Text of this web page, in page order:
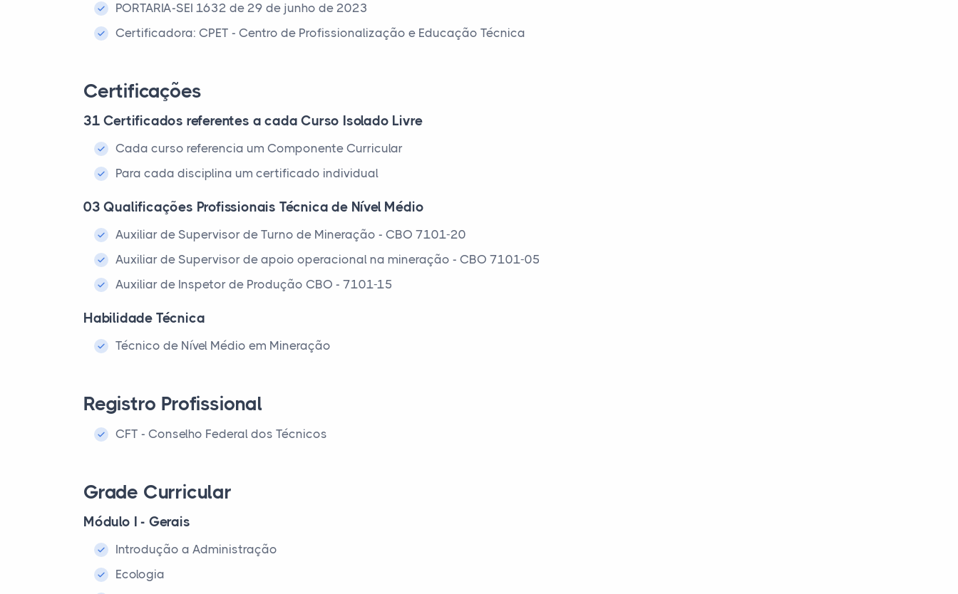
PORTARIA-SEI 1632 de 29 de junho de 2023
Certificadora: CPET - Centro de Profissionalização e Educação Técnica
Certificações
31 Certificados referentes a cada Curso Isolado Livre
Cada curso referencia um Componente Curricular
Para cada disciplina um certificado individual
03 Qualificações Profissionais Técnica de Nível Médio
Auxiliar de Supervisor de Turno de Mineração - CBO 7101-20
Auxiliar de Supervisor de apoio operacional na mineração - CBO 7101-05
Auxiliar de Inspetor de Produção CBO - 7101-15
Habilidade Técnica
Técnico de Nível Médio em Mineração
Registro Profissional
CFT - Conselho Federal dos Técnicos
Grade Curricular
Módulo I - Gerais
Introdução a Administração
Ecologia